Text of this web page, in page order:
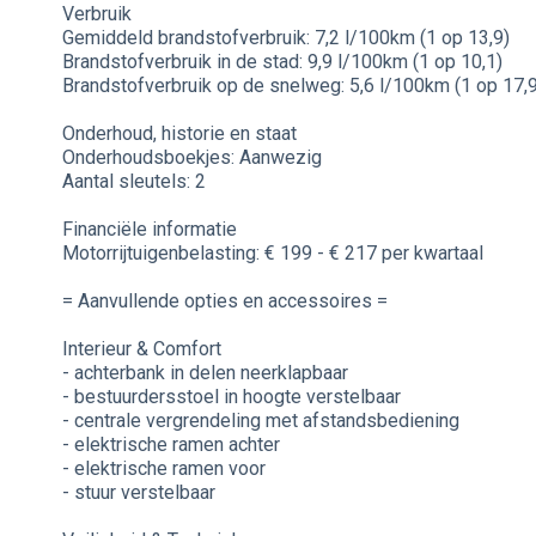
Verbruik
Gemiddeld brandstofverbruik: 7,2 l/100km (1 op 13,9)
Brandstofverbruik in de stad: 9,9 l/100km (1 op 10,1)
Brandstofverbruik op de snelweg: 5,6 l/100km (1 op
Onderhoud, historie en staat
Onderhoudsboekjes: Aanwezig
Aantal sleutels: 2
Financiële informatie
Motorrijtuigenbelasting: € 199 - € 217 per kwartaal
= Aanvullende opties en accessoires =
Interieur & Comfort
- achterbank in delen neerklapbaar
- bestuurdersstoel in hoogte verstelbaar
- centrale vergrendeling met afstandsbediening
- elektrische ramen achter
- elektrische ramen voor
- stuur verstelbaar